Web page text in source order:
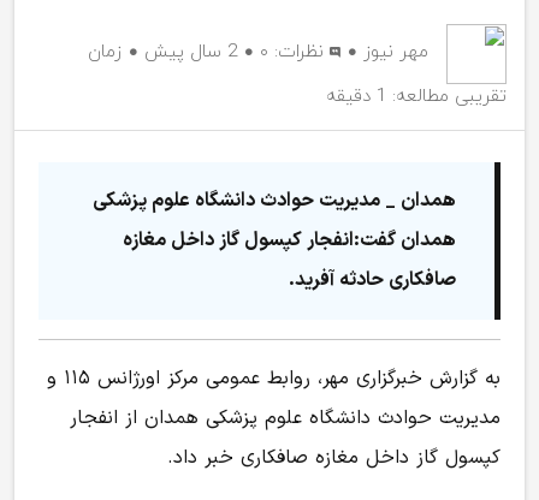
مهر نیوز نظرات: ۰ 2 سال پیش
زمان
تقریبی مطالعه: 1 دقیقه
همدان _ مدیریت حوادث دانشگاه علوم پزشکی
همدان گفت:انفجار کپسول گاز داخل مغازه
صافکاری حادثه آفرید.
به گزارش خبرگزاری مهر، روابط عمومی مرکز اورژانس ۱۱۵ و
مدیریت حوادث دانشگاه علوم پزشکی همدان از انفجار
کپسول گاز داخل مغازه صافکاری خبر داد.